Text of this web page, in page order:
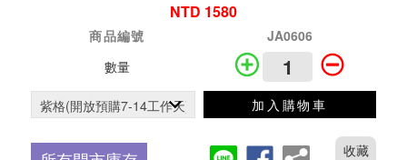
NTD 1580
商品編號
JA0606
數量
加入購物車
收藏